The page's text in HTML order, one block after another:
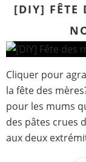
[DIY] FÊTE
Cliquer pour
la fête des
pour les mums
des pâtes crues
aux deux